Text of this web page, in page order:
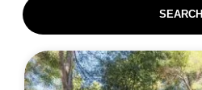
SEARCH